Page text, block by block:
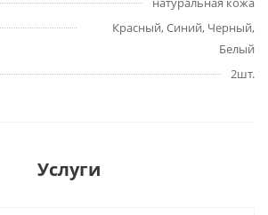
Красный, Синий, Черный,
Белый
2шт.
Услуги